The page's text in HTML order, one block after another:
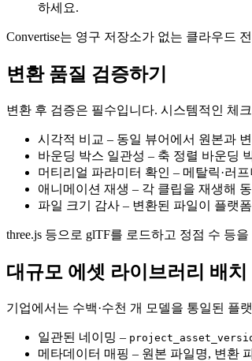
하세요.
Convertise는 영구 저장소가 없는 클라우드
변환 품질 검증하기
변환 후 검증은 필수입니다. 시스템적인 체
시각적 비교 – 동일 뷰어에서 원본과
바운딩 박스 일관성 – 축 정렬 바운딩
머티리얼 파라미터 확인 – 메탈릭·러
애니메이션 재생 – 각 클립을 재생해
파일 크기 감사 – 변환된 파일이 플랫
three.js 등으로 glTF를 로드하고 정점 수 등
대규모 에셋 라이브러리 배
기업에서는 수백·수천 개 모델을 통일된 플
일관된 네이밍 –
메타데이터 매핑 – 원본 파일명, 변환